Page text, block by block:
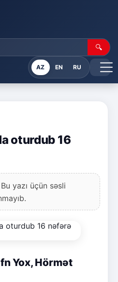
🔍
AZ EN RU
oturdub 16
Bu yazı üçün səsli
Yox, Hörmət